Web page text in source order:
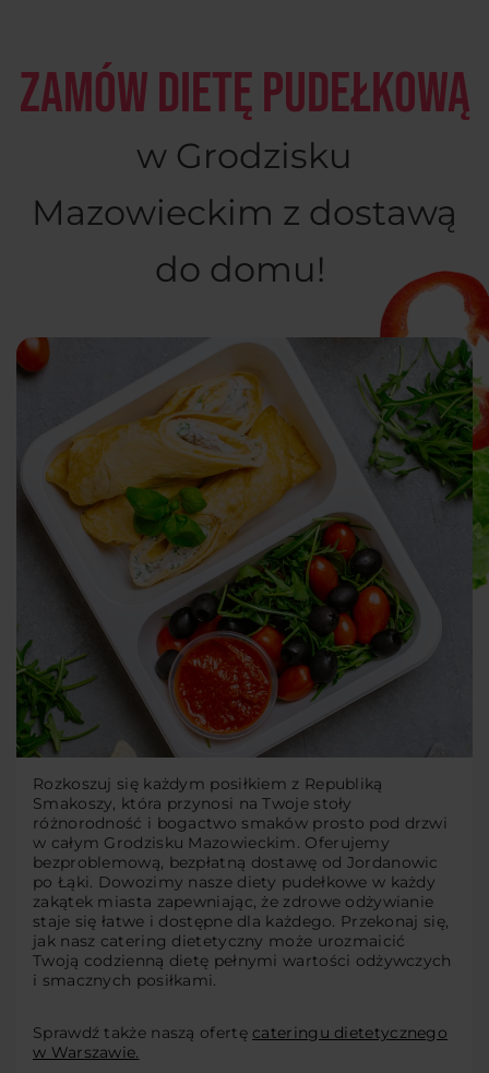
Zamów dietę pudełkową
w Grodzisku
Mazowieckim z dostawą
do domu!
Rozkoszuj się każdym posiłkiem z Republiką
Smakoszy, która przynosi na Twoje stoły
różnorodność i bogactwo smaków prosto pod drzwi
w całym Grodzisku Mazowieckim. Oferujemy
bezproblemową, bezpłatną dostawę od Jordanowic
po Łąki. Dowozimy nasze diety pudełkowe w każdy
zakątek miasta zapewniając, że zdrowe odżywianie
staje się łatwe i dostępne dla każdego. Przekonaj się,
jak nasz catering dietetyczny może urozmaicić
Twoją codzienną dietę pełnymi wartości odżywczych
i smacznych posiłkami.
Sprawdź także naszą ofertę cateringu dietetycznego
w Warszawie.